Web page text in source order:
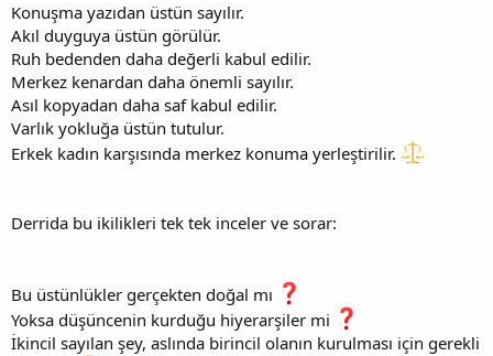
Konuşma yazıdan üstün sayılır.
Akıl duyguya üstün görülür.
Ruh bedenden daha değerli kabul edilir.
Merkez kenardan daha önemli sayılır.
Asıl kopyadan daha saf kabul edilir.
Varlık yokluğa üstün tutulur.
Erkek kadın karşısında merkez konuma yerleştirilir.
Derrida bu ikilikleri tek tek inceler ve sorar:
Bu üstünlükler gerçekten doğal mı
Yoksa düşüncenin kurduğu hiyerarşiler mi
İkincil sayılan şey, aslında birincil olanın kurulması için gerekli